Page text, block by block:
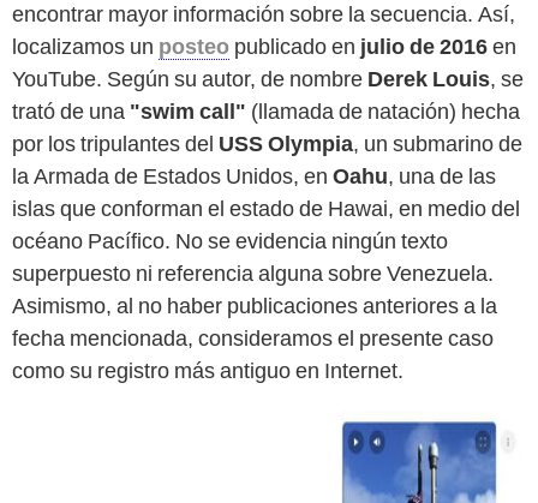
encontrar mayor información sobre la secuencia. Así,
localizamos un posteo publicado en julio de 2016en
YouTube. Según su autor, de nombre Derek Louis, se
trató de una "swim call" (llamada de natación) hecha
por los tripulantes del USS Olympia, un submarino de
la Armada de Estados Unidos, en Oahu, una de las
islas que conforman el estado de Hawai, en medio del
océano Pacífico. No se evidencia ningún texto
superpuesto ni referencia alguna sobre Venezuela.
Asimismo, al no haber publicaciones anteriores a la
fecha mencionada, consideramos el presente caso
como su registro más antiguo en Internet.